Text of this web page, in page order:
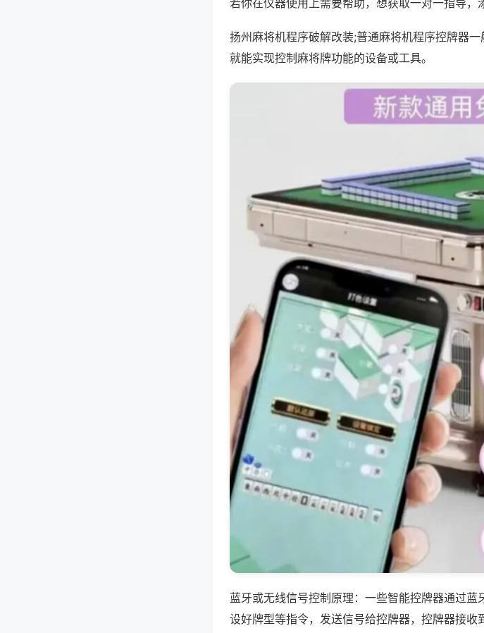
若你在仪器使用上需要帮助，想获取一对一指导，
扬州麻将机程序破解改装;普通麻将机程序控牌器
就能实现控制麻将牌功能的设备或工具。
蓝牙或无线信号控制原理：一些智能控牌器通过
设好牌型等指令，发送信号给控牌器，控牌器接